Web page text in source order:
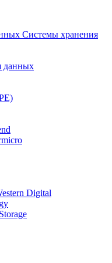
Системы хранения
данных
Digital